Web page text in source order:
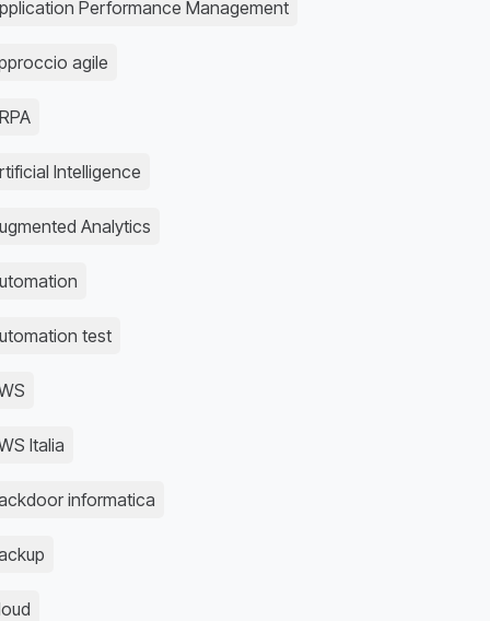
Performance Management
agile
Intelligence
Analytics
test
Italia
informatica